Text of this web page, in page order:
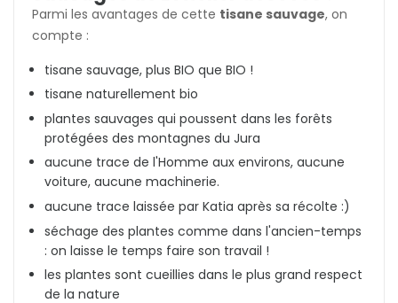
Parmi les avantages de cette tisane sauvage, on
compte :
tisane sauvage, plus BIO que BIO !
tisane naturellement bio
plantes sauvages qui poussent dans les forêts
protégées des montagnes du Jura
aucune trace de l'Homme aux environs, aucune
voiture, aucune machinerie.
aucune trace laissée par Katia après sa récolte :)
séchage des plantes comme dans l'ancien-temps
: on laisse le temps faire son travail !
les plantes sont cueillies dans le plus grand respect
de la nature